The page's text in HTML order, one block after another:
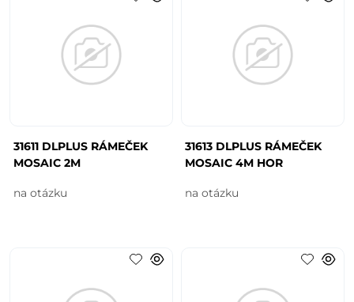
31611 DLPLUS RÁMEČEK
MOSAIC 2M
na otázku
31613 DLPLUS RÁMEČEK
MOSAIC 4M HOR
na otázku